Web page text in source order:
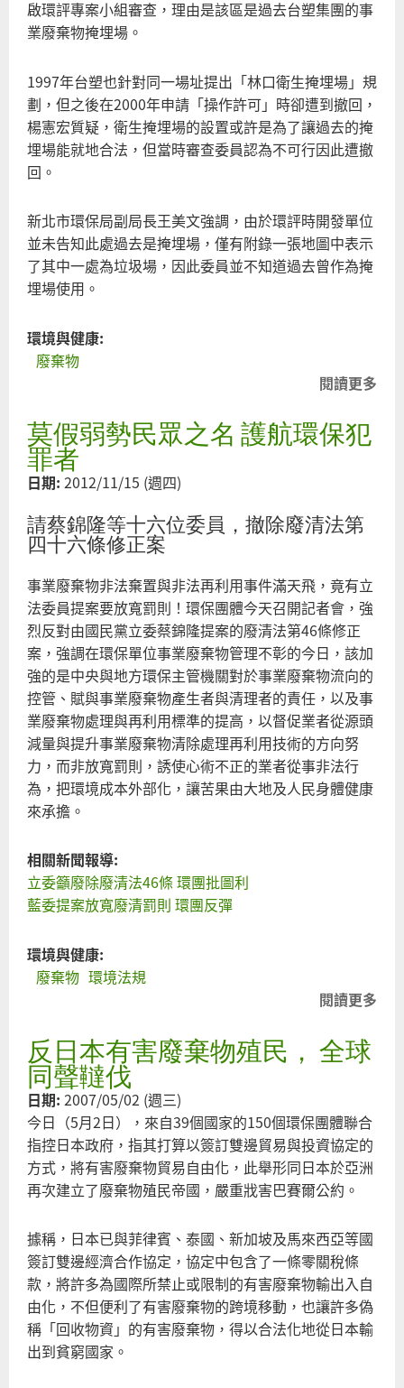
啟環評專案小組審查，理由是該區是過去台塑集團的事
業廢棄物掩埋場。
1997年台塑也針對同一場址提出「林口衛生掩埋場」規
劃，但之後在2000年申請「操作許可」時卻遭到撤回，
楊憲宏質疑，衛生掩埋場的設置或許是為了讓過去的掩
埋場能就地合法，但當時審查委員認為不可行因此遭撤
回。
新北市環保局副局長王美文強調，由於環評時開發單位
並未告知此處過去是掩埋場，僅有附錄一張地圖中表示
了其中一處為垃圾場，因此委員並不知道過去曾作為掩
埋場使用。
環境與健康:
廢棄物
閱讀更多
莫假弱勢民眾之名 護航環保犯
罪者
日期: 2012/11/15 (週四)
請蔡錦隆等十六位委員，撤除廢清法第
四十六條修正案
事業廢棄物非法棄置與非法再利用事件滿天飛，竟有立
法委員提案要放寬罰則！環保團體今天召開記者會，強
烈反對由國民黨立委蔡錦隆提案的廢清法第46條修正
案，強調在環保單位事業廢棄物管理不彰的今日，該加
強的是中央與地方環保主管機關對於事業廢棄物流向的
控管、賦與事業廢棄物產生者與清理者的責任，以及事
業廢棄物處理與再利用標準的提高，以督促業者從源頭
減量與提升事業廢棄物清除處理再利用技術的方向努
力，而非放寬罰則，誘使心術不正的業者從事非法行
為，把環境成本外部化，讓苦果由大地及人民身體健康
來承擔。
相關新聞報導:
立委籲廢除廢清法46條 環團批圖利
藍委提案放寬廢清罰則 環團反彈
環境與健康:
廢棄物 環境法規
閱讀更多
反日本有害廢棄物殖民， 全球
同聲韃伐
日期: 2007/05/02 (週三)
今日（5月2日），來自39個國家的150個環保團體聯合
指控日本政府，指其打算以簽訂雙邊貿易與投資協定的
方式，將有害廢棄物貿易自由化，此舉形同日本於亞洲
再次建立了廢棄物殖民帝國，嚴重戕害巴賽爾公約。
據稱，日本已與菲律賓、泰國、新加坡及馬來西亞等國
簽訂雙邊經濟合作協定，協定中包含了一條零關稅條
款，將許多為國際所禁止或限制的有害廢棄物輸出入自
由化，不但便利了有害廢棄物的跨境移動，也讓許多偽
稱「回收物資」的有害廢棄物，得以合法化地從日本輸
出到貧窮國家。